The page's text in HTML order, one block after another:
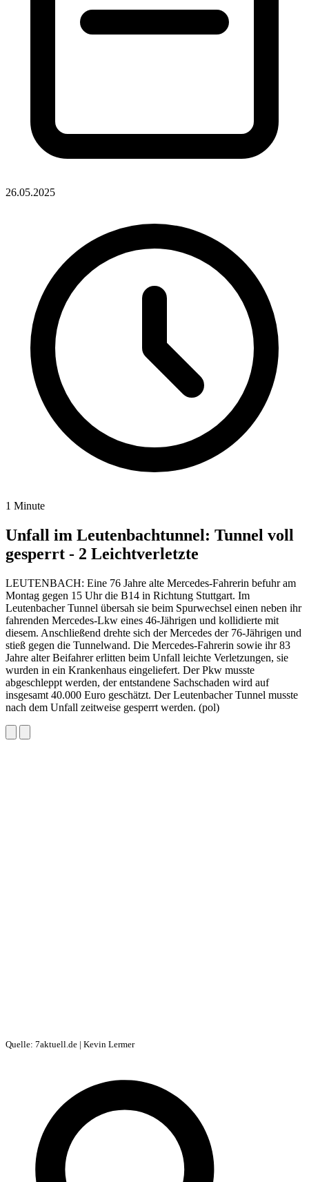
26.05.2025
1 Minute
Unfall im Leutenbachtunnel: Tunnel voll
gesperrt - 2 Leichtverletzte
LEUTENBACH: Eine 76 Jahre alte Mercedes-Fahrerin befuhr am
Montag gegen 15 Uhr die B14 in Richtung Stuttgart. Im
Leutenbacher Tunnel übersah sie beim Spurwechsel einen neben ihr
fahrenden Mercedes-Lkw eines 46-Jährigen und kollidierte mit
diesem. Anschließend drehte sich der Mercedes der 76-Jährigen und
stieß gegen die Tunnelwand. Die Mercedes-Fahrerin sowie ihr 83
Jahre alter Beifahrer erlitten beim Unfall leichte Verletzungen, sie
wurden in ein Krankenhaus eingeliefert. Der Pkw musste
abgeschleppt werden, der entstandene Sachschaden wird auf
insgesamt 40.000 Euro geschätzt. Der Leutenbacher Tunnel musste
nach dem Unfall zeitweise gesperrt werden. (pol)
Quelle: 7aktuell.de | Kevin Lermer